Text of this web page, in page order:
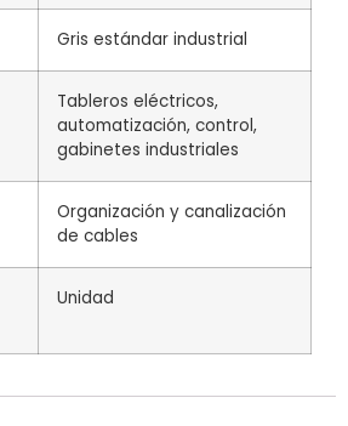
Gris estándar industrial
Tableros eléctricos,
automatización, control,
gabinetes industriales
Organización y canalización
de cables
Unidad